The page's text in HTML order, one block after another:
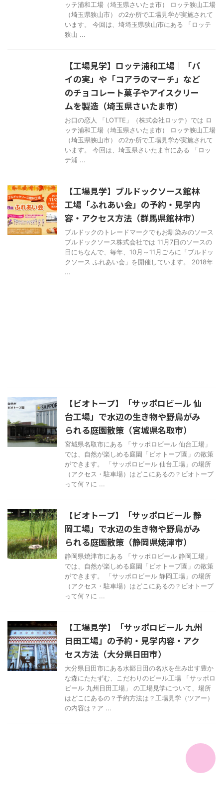
ッテ浦和工場（埼玉県さいたま市） ロッテ狭山工場
（埼玉県狭山市） の2か所で工場見学が実施されて
います。 今回は、埼埼玉県狭山市にある 「ロッテ
狭山 ...
【工場見学】ロッテ浦和工場｜「パ
イの実」や「コアラのマーチ」など
のチョコレート菓子やアイスクリー
ムを製造（埼玉県さいたま市）
お口の恋人 「LOTTE」（株式会社ロッテ）では ロ
ッテ浦和工場（埼玉県さいたま市） ロッテ狭山工場
（埼玉県狭山市） の2か所で工場見学が実施されて
います。 今回は、埼玉県さいたま市にある 「ロッ
テ浦 ...
【工場見学】ブルドックソース館林
工場「ふれあい会」の予約・見学内
容・アクセス方法（群馬県館林市）
ブルドックのトレードマークでもお馴染みのソース
ブルドックソース株式会社では 11月7日のソースの
日にちなんで、毎年、10月～11月ごろに「ブルドッ
クソース ふれあい会」を開催しています。 2018年
...
【ビオトープ】「サッポロビール 仙
台工場」で水辺の生き物や野鳥がみ
られる庭園散策（宮城県名取市）
宮城県名取市にある 「サッポロビール 仙台工場」
では、自然が楽しめる庭園「ビオトープ園」の散策
ができます。 「サッポロビール 仙台工場」の場所
（アクセス・駐車場）はどこにあるの？ビオトープ
って何？に ...
【ビオトープ】「サッポロビール 静
岡工場」で水辺の生き物や野鳥がみ
られる庭園散策（静岡県焼津市）
静岡県焼津市にある 「サッポロビール 静岡工場」
では、自然が楽しめる庭園「ビオトープ園」の散策
ができます。 「サッポロビール 静岡工場」の場所
（アクセス・駐車場）はどこにあるの？ビオトープ
って何？に ...
【工場見学】「サッポロビール 九州
日田工場」の予約・見学内容・アク
セス方法（大分県日田市）
大分県日田市にある水郷日田の名水を生み出す豊か
な森にたたずむ、こだわりのビール工場 「サッポロ
ビール 九州日田工場」 の工場見学について、場所
はどこにあるの？予約方法は？工場見学（ツアー）
の内容は？ア ...